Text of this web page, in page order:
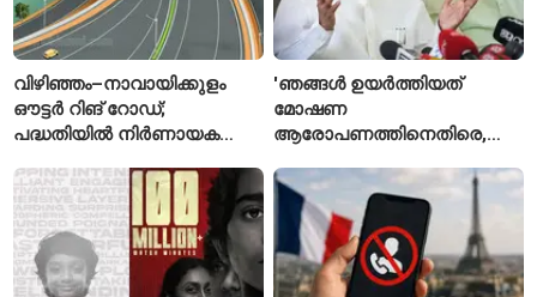
വിഴിഞ്ഞം–നാവായിക്കുളം
ഔട്ടർ റിങ് റോഡ്;
പദ്ധതിയിൽ നിർണായക
വിശദീകരണം
'ഞങ്ങൾ ഉയർത്തിയത്
മോഷണ
ആരോപണത്തിനെതിരെ,
റിജിജുവിന് മറുപടിയുമായി
സഞ്ജയ് റാവത്ത്